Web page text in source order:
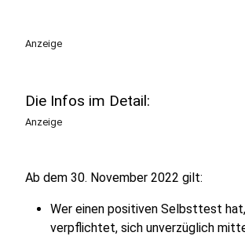
Anzeige
Die Infos im Detail:
Anzeige
Ab dem 30. November 2022 gilt:
Wer einen positiven Selbsttest
verpflichtet, sich unverzüglich